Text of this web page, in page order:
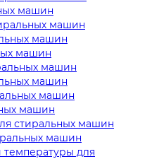
машин
машин
машин
машин
машин
машин
машин
машин
стиральных машин
машин
температуры для